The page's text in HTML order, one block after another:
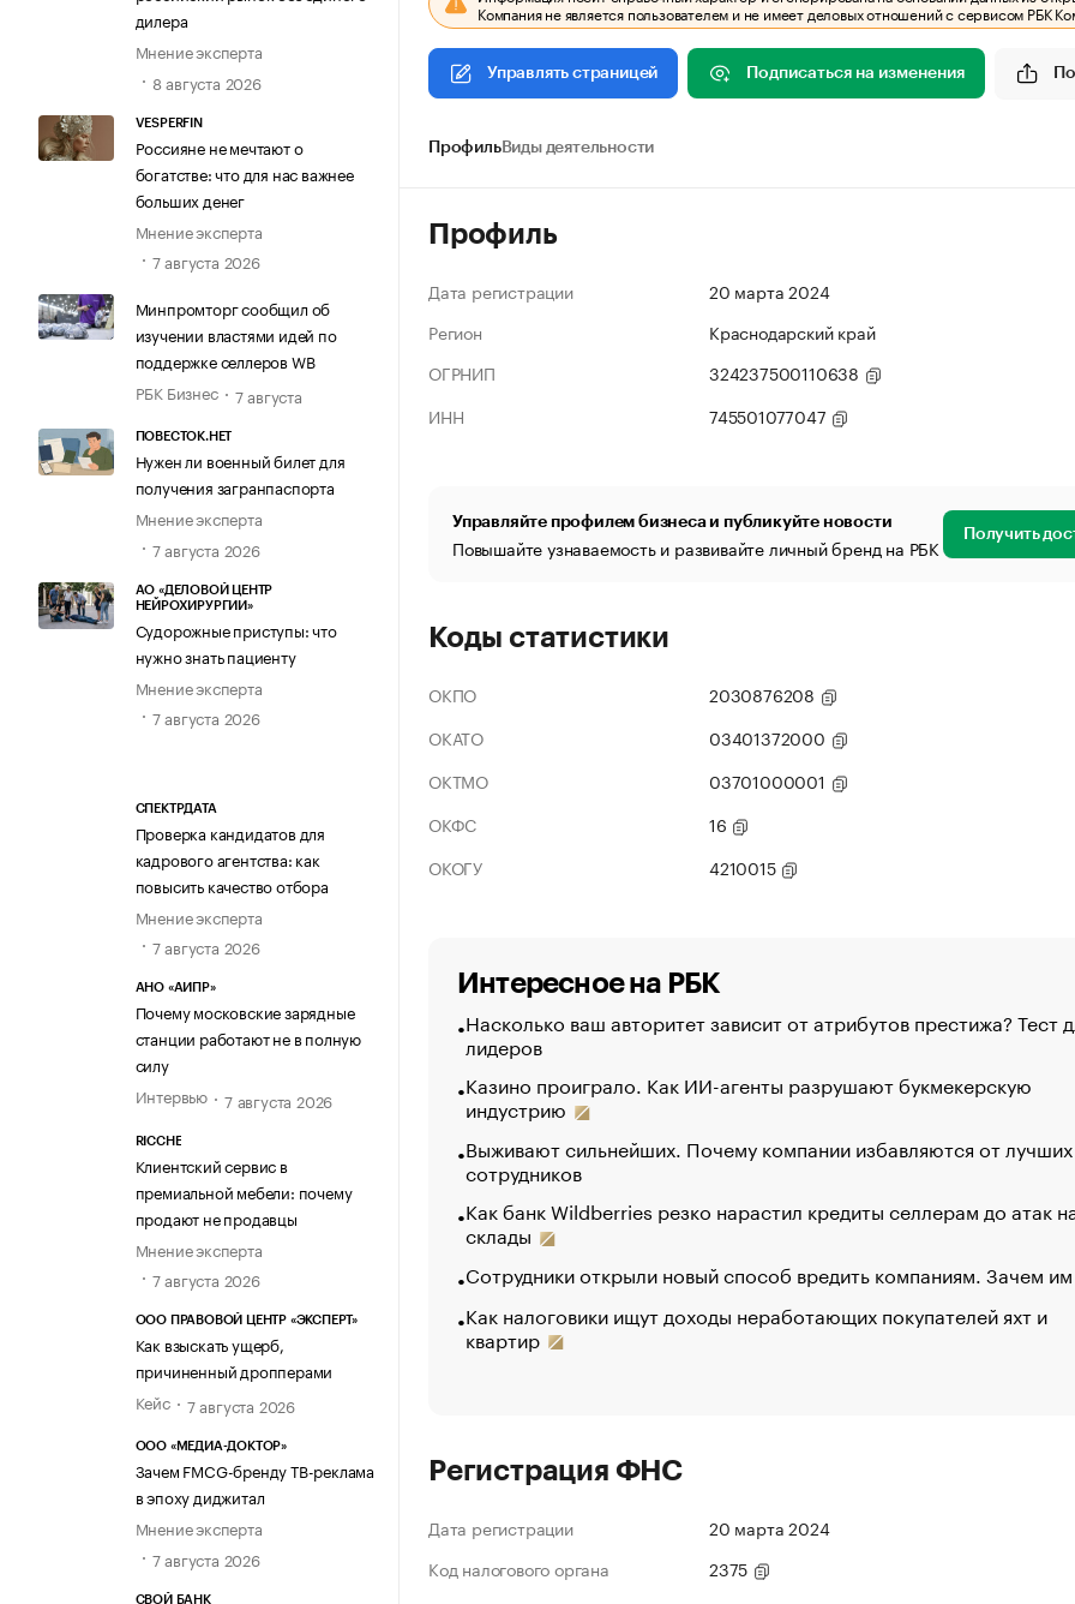
дилера
Мнение эксперта
8 августа 2026
VESPERFIN
Россияне не мечтают о
богатстве: что для нас важнее
больших денег
Мнение эксперта
7 августа 2026
Минпромторг сообщил об
изучении властями идей по
поддержке селлеров WB
РБК Бизнес
7 августа
ПОВЕСТОК.НЕТ
Нужен ли военный билет для
получения загранпаспорта
Мнение эксперта
7 августа 2026
АО «ДЕЛОВОЙ ЦЕНТР
НЕЙРОХИРУРГИИ»
Судорожные приступы: что
нужно знать пациенту
Мнение эксперта
7 августа 2026
СПЕКТРДАТА
Проверка кандидатов для
кадрового агентства: как
повысить качество отбора
Мнение эксперта
7 августа 2026
АНО «АИПР»
Почему московские зарядные
станции работают не в полную
силу
Интервью
7 августа 2026
RICCHE
Клиентский сервис в
премиальной мебели: почему
продают не продавцы
Мнение эксперта
7 августа 2026
ООО ПРАВОВОЙ ЦЕНТР «ЭКСПЕРТ»
Как взыскать ущерб,
причиненный дропперами
Кейс
7 августа 2026
ООО «МЕДИА-ДОКТОР»
Зачем FMCG-бренду ТВ-реклама
в эпоху диджитал
Мнение эксперта
7 августа 2026
СВОЙ БАНК
Компания не является пользователем и не имеет деловых отношений с сервисом РБК
Управлять страницей Подписаться на изменения
ПрофильВиды деятельности
Профиль
Дата регистрации
20 марта 2024
Регион
Краснодарский край
ОГРНИП
324237500110638
ИНН
745501077047
Управляйте профилем бизнеса и публикуйте новости
Повышайте узнаваемость и развивайте личный бренд на РБК Получить
Коды статистики
ОКПО
2030876208
ОКАТО
03401372000
ОКТМО
03701000001
ОКФС
16
ОКОГУ
4210015
Интересное на РБК
Насколько ваш авторитет зависит от атрибутов престижа? Тест
лидеров
Казино проиграло. Как ИИ-агенты разрушают букмекерскую
индустрию
Выживают сильнейших. Почему компании избавляются от лучших
сотрудников
Как банк Wildberries резко нарастил кредиты селлерам до атак
склады
Сотрудники открыли новый способ вредить компаниям. Зачем
Как налоговики ищут доходы неработающих покупателей яхт и
квартир
Регистрация ФНС
Дата регистрации
20 марта 2024
Код налогового органа
2375